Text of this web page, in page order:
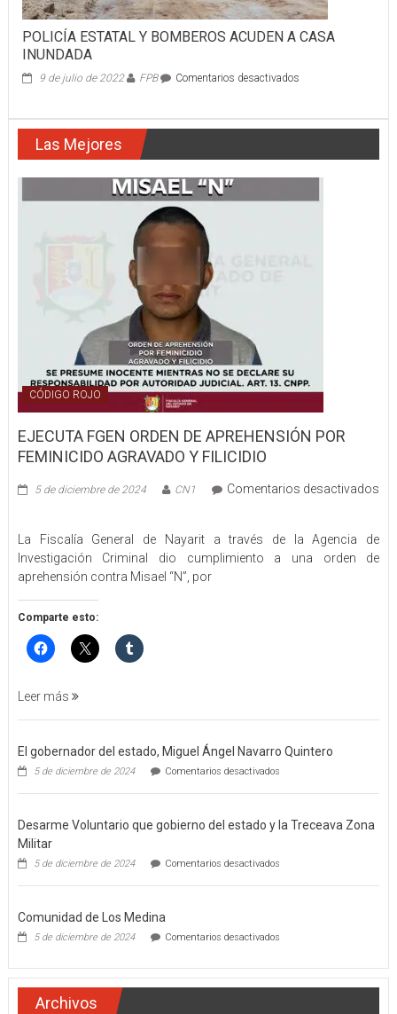
POLICÍA ESTATAL Y BOMBEROS ACUDEN A CASA
INUNDADA
9 de julio de 2022 FPB Comentarios desactivadosen
ACUDEN
INUNDADA
Las Mejores
CÓDIGO ROJO
EJECUTA FGEN ORDEN DE APREHENSIÓN POR
FEMINICIDO AGRAVADO Y FILICIDIO
5 de diciembre de 2024 CN1
Comentarios desactivados
FGEN
ORDEN
DE
APREHENSIÓN
POR
FEMINICIDO
AGRAVADO
FILICIDIO
La Fiscalía General de Nayarit a través de la Agencia de
Investigación Criminal dio cumplimiento a una orden de
aprehensión contra Misael “N”, por
Comparte esto:
Leer más
El gobernador del estado, Miguel Ángel Navarro Quintero
5 de diciembre de 2024 Comentarios desactivadosen
gobernador
estado,
Navarro
Desarme Voluntario que gobierno del estado y la Treceava Zona
Militar
5 de diciembre de 2024 Comentarios desactivadosen
Voluntario
Treceava
Comunidad de Los Medina
5 de diciembre de 2024 Comentarios desactivadosen
Los
Medina
Archivos